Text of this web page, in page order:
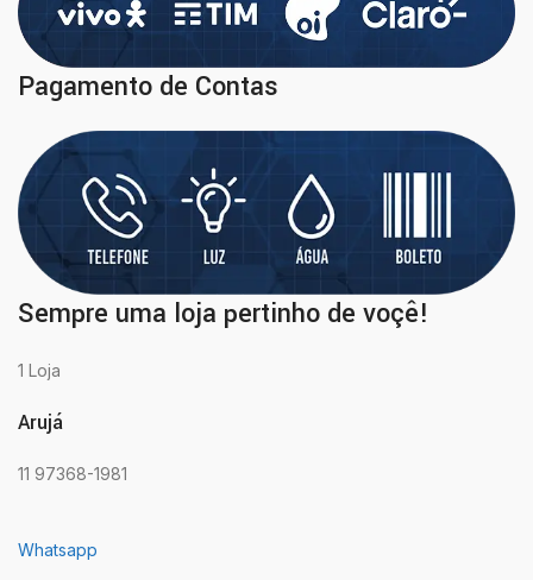
Pagamento de Contas
Sempre uma loja pertinho de voçê!
1 Loja
Arujá
11 97368-1981
Whatsapp